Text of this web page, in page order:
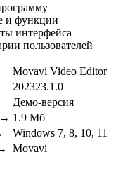
и функции
интерфейса
пользователей
Movavi Video Editor
202323.1.0
Демо-версия
1.9 Мб
Windows 7, 8, 10, 11
Movavi